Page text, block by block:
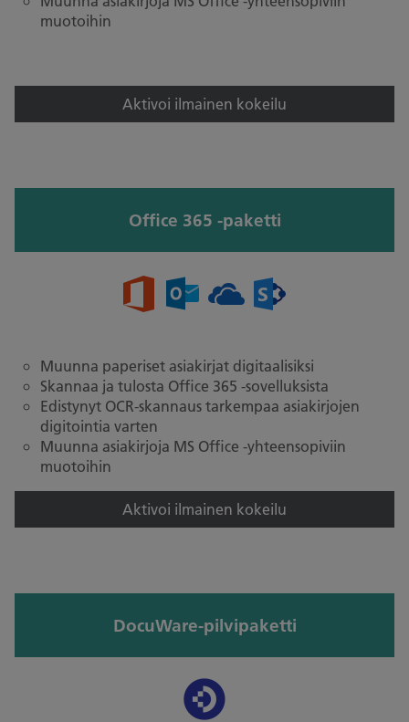
muotoihin
Aktivoi ilmainen kokeilu
Office 365 -paketti
Muunna paperiset asiakirjat digitaalisiksi
Skannaa ja tulosta Office 365 -sovelluksista
Edistynyt OCR-skannaus tarkempaa asiakirjojen
digitointia varten
Muunna asiakirjoja MS Office -yhteensopiviin
muotoihin
Aktivoi ilmainen kokeilu
DocuWare-pilvipaketti